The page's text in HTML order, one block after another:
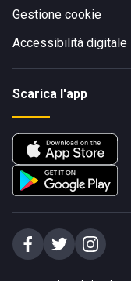
Gestione cookie
Accessibilità digitale
Scarica l'app